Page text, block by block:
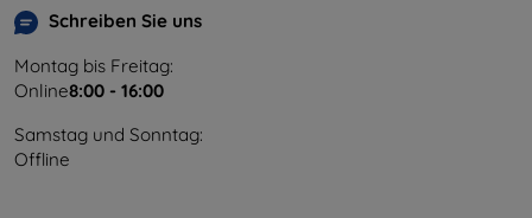
Schreiben Sie uns
Montag bis Freitag:
Online8:00 - 16:00
Samstag und Sonntag:
Offline